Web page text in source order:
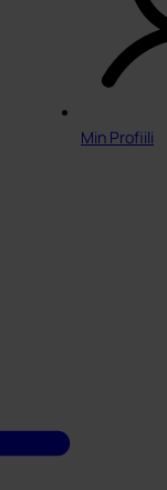
Min Profiili